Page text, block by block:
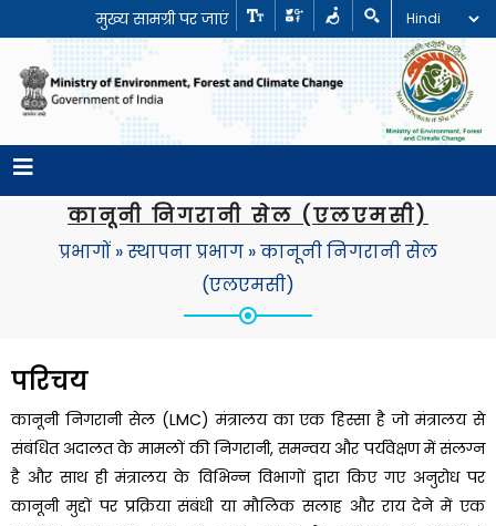
मुख्य सामग्री पर जाएं
कानूनी निगरानी सेल (एलएमसी)
प्रभागों »स्थापना प्रभाग »कानूनी निगरानी सेल
(एलएमसी)
परिचय
कानूनी निगरानी सेल (LMC) मंत्रालय का एक हिस्सा है जो मंत्रालय से
संबंधित अदालत के मामलों की निगरानी, समन्वय और पर्यवेक्षण में संलग्न
है और साथ ही मंत्रालय के विभिन्न विभागों द्वारा किए गए अनुरोध पर
कानूनी मुद्दों पर प्रक्रिया संबंधी या मौलिक सलाह और राय देने में एक